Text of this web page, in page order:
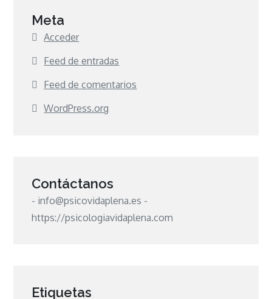
Meta
Acceder
Feed de entradas
Feed de comentarios
WordPress.org
Contáctanos
- info@psicovidaplena.es -
https://psicologiavidaplena.com
Etiquetas